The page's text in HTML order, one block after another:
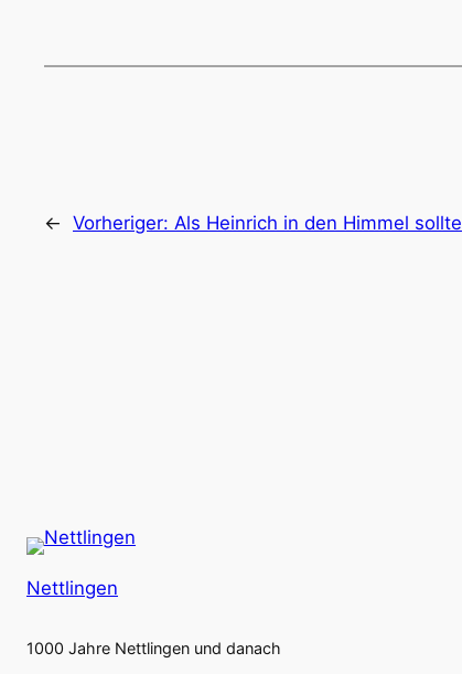
← Vorheriger: Als Heinrich in den Himmel sollte
Nettlingen
1000 Jahre Nettlingen und danach